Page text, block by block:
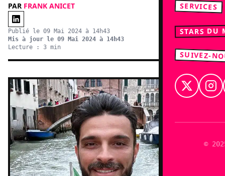
SERVICES
STARS DU
SUIVEZ-
©
PAR FRANK ANICET
Publié le 09 Mai 2024 à 14h43
Mis à jour le 09 Mai 2024 à 14h43
Lecture : 3 min